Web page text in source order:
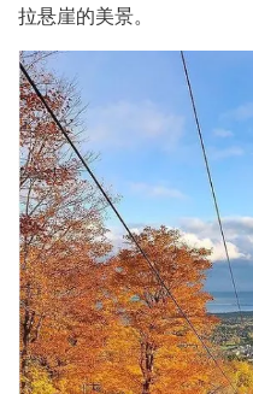
拉悬崖的美景。